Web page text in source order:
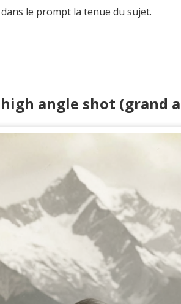
le prompt la tenue du sujet.
angle shot (grand